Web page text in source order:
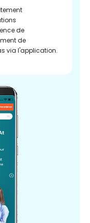
de
de
via l'application.